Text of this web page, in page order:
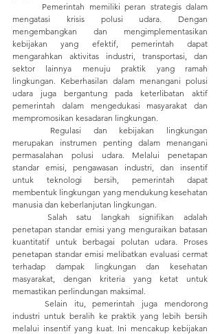
mengatasi krisis polusi udara. Dengan
mengembangkan dan mengimplementasikan
kebijakan yang efektif, pemerintah dapat
mengarahkan aktivitas industri, transportasi, dan
sektor lainnya menuju praktik yang ramah
lingkungan. Keberhasilan dalam menangani polusi
udara juga bergantung pada keterlibatan aktif
pemerintah dalam mengedukasi masyarakat dan
mempromosikan kesadaran lingkungan.
merupakan instrumen penting dalam menangani
permasalahan polusi udara. Melalui penetapan
standar emisi, pengawasan industri, dan insentif
untuk teknologi bersih, pemerintah dapat
membentuk lingkungan yang mendukung kesehatan
manusia dan keberlanjutan lingkungan.
penetapan standar emisi yang menguraikan batasan
kuantitatif untuk berbagai polutan udara. Proses
penetapan standar emisi melibatkan evaluasi cermat
terhadap dampak lingkungan dan kesehatan
masyarakat, dengan kriteria yang ketat untuk
memastikan perlindungan maksimal.
industri untuk beralih ke praktik yang lebih bersih
melalui insentif yang kuat. Ini mencakup kebijakan